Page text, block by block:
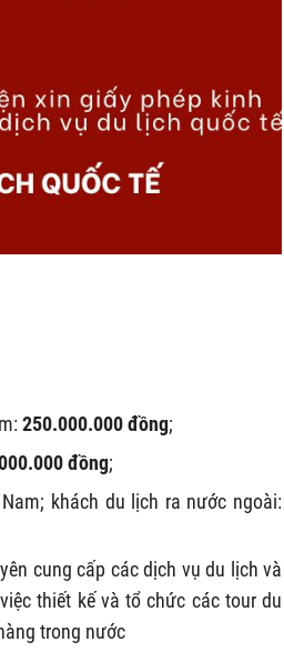
250.000.000 đồng;
đồng;
khách du lịch ra nước ngoài:
cung cấp các dịch vụ du lịch và
thiết kế và tổ chức các tour du
trong nước